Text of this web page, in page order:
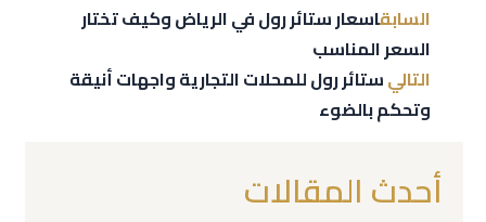
السابقاسعار ستائر رول في الرياض وكيف تختار
السعر المناسب
التاليستائر رول للمحلات التجارية واجهات أنيقة
وتحكم بالضوء
أحدث المقالات